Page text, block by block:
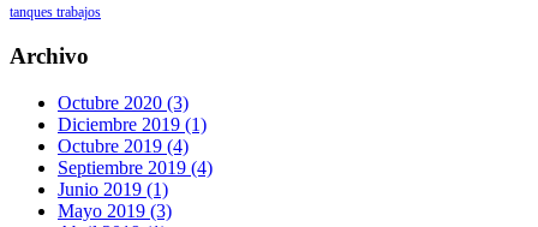
tanques trabajos
Archivo
Octubre 2020 (3)
Diciembre 2019 (1)
Octubre 2019 (4)
Septiembre 2019 (4)
Junio 2019 (1)
Mayo 2019 (3)